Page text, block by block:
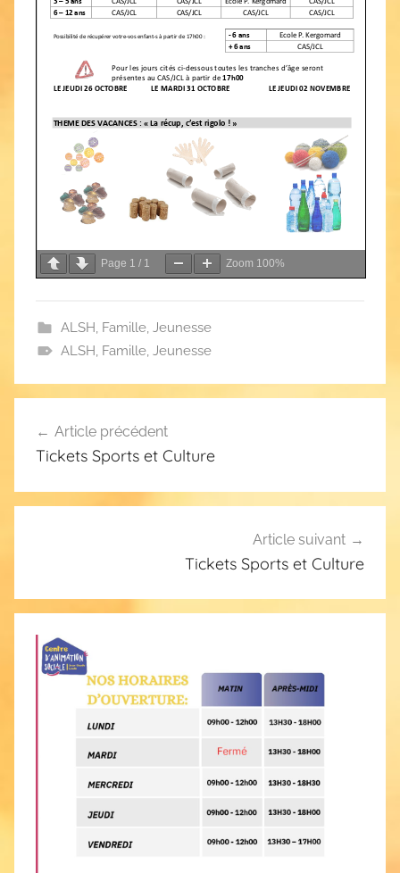
Page 1 / 1 Zoom 100%
ALSH, Famille, Jeunesse
ALSH, Famille, Jeunesse
de
Article précédent
Tickets Sports et Culture
Article suivant
Tickets Sports et Culture